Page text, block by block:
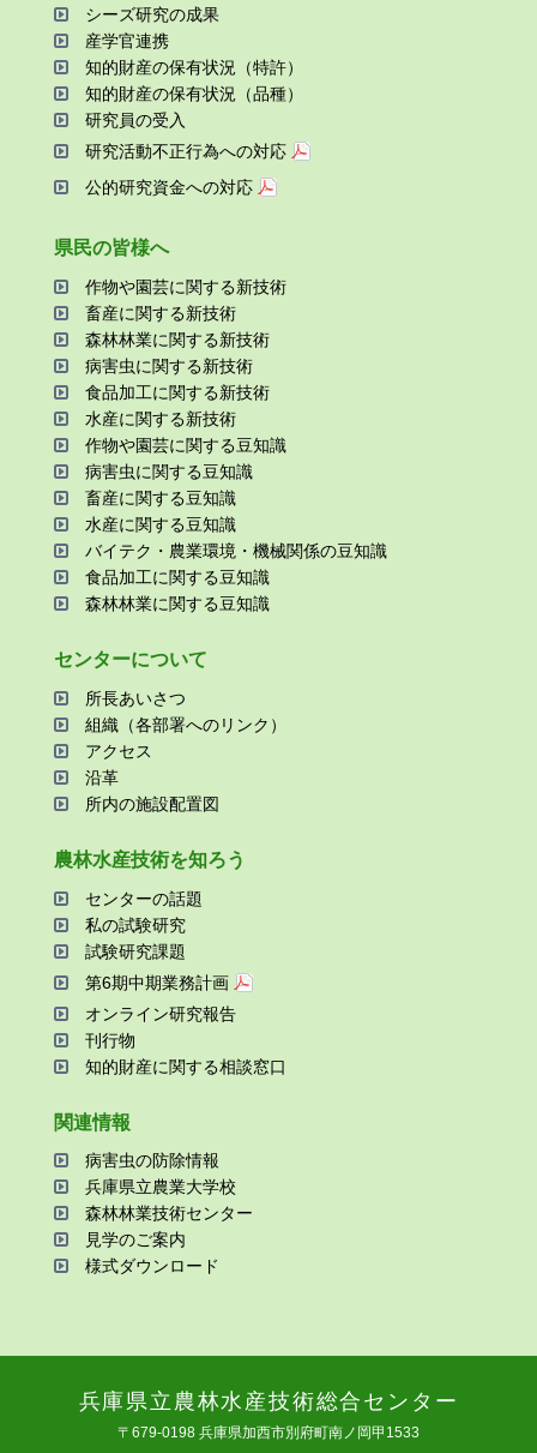
シーズ研究の成果
産学官連携
知的財産の保有状況（特許）
知的財産の保有状況（品種）
研究員の受⼊
研究活動不正⾏為への対応
公的研究資金への対応
県⺠の皆様へ
作物や園芸に関する新技術
畜産に関する新技術
森林林業に関する新技術
病害⾍に関する新技術
⾷品加⼯に関する新技術
⽔産に関する新技術
作物や園芸に関する⾖知識
病害⾍に関する⾖知識
畜産に関する⾖知識
⽔産に関する⾖知識
バイテク・農業環境・機械関係の⾖知識
⾷品加⼯に関する⾖知識
森林林業に関する⾖知識
センターについて
所⻑あいさつ
組織（各部署へのリンク）
アクセス
沿⾰
所内の施設配置図
農林⽔産技術を知ろう
センターの話題
私の試験研究
試験研究課題
第6期中期業務計画
オンライン研究報告
刊⾏物
知的財産に関する相談窓⼝
関連情報
病害⾍の防除情報
兵庫県⽴農業⼤学校
森林林業技術センター
⾒学のご案内
様式ダウンロード
兵庫県⽴農林⽔産技術総合センター
〒679-0198 兵庫県加⻄市別府町南ノ岡甲1533